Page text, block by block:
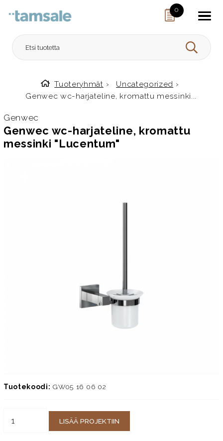
0
HAE
Etusivulle
Tuoteryhmät › Uncategorized ›
Genwec wc-harjateline, kromattu messinki...
Genwec
Genwec wc-harjateline, kromattu
messinki "Lucentum"
Tuotekoodi: GW05 16 06 02
LISÄÄ PROJEKTIIN